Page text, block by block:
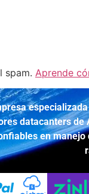
spam. Aprende
datacanters
en